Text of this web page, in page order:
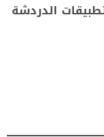
الدردشة